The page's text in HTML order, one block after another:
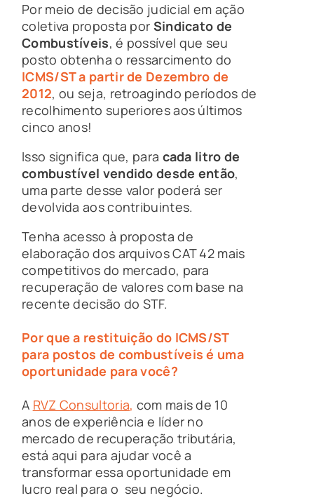
Por meio de decisão judicial em ação
coletiva proposta por Sindicato de
Combustíveis, é possível que seu
posto obtenha o ressarcimento do
ICMS/ST a partir de Dezembro de
2012, ou seja, retroagindo períodos de
recolhimento superiores aos últimos
cinco anos!
Isso significa que, para cada litro de
combustível vendido desde então,
uma parte desse valor poderá ser
devolvida aos contribuintes.
Tenha acesso à proposta de
elaboração dos arquivos CAT 42 mais
competitivos do mercado, para
recuperação de valores com base na
recente decisão do STF.
Por que a restituição do ICMS/ST
para postos de combustíveis é uma
oportunidade para você?
A RVZ Consultoria, com mais de 10
anos de experiência e líder no
mercado de recuperação tributária,
está aqui para ajudar você a
transformar essa oportunidade em
lucro real para o seu negócio.